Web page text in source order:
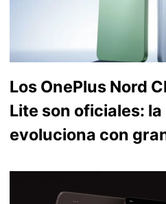
Los OnePlus Nord
Lite son oficiales:
evoluciona con